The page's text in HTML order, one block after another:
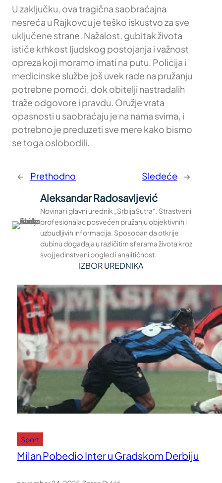
U zaključku, ova tragična saobraćajna
nesreća u Rajkovcu je teško iskustvo za sve
uključene strane. Nažalost, gubitak života
ističe krhkost ljudskog postojanja i važnost
opreza koji moramo imati na putu. Policija i
medicinske službe još uvek rade na pružanju
potrebne pomoći, dok obitelji nastradalih
traže odgovore i pravdu. Oružje vrata
opasnosti u saobraćaju je na nama svima, i
potrebno je preduzeti sve mere kako bismo
se toga oslobodili.
← Prethodno Sledeće →
Aleksandar Radosavljević
Novinar i glavni urednik „SrbijaSutra“. Strastveni
profesionalac posvećen pružanju objektivnih i
uzbudljivih informacija. Sposoban da otkrije
dubinu događaja u različitim sferama života kroz
svoj jedinstveni pogled i analitičnost.
IZBOR UREDNIKA
Sport
Milan Pobedio Inter u Gradskom Derbiju